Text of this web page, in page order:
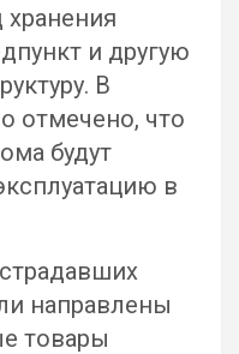
хранения
и другую
В
отмечено, что
будут
в
направлены
товары